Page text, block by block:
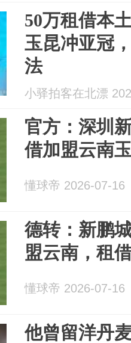
50万租借本
玉昆冲亚冠
法
小驿拍客在北漂
官方：深圳
借加盟云南
懂球帝 2026-07-16
德转：新鹏
盟云南，租
懂球帝 2026-07-16
他曾留洋丹